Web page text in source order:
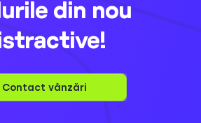
din nou
Contact vânzări